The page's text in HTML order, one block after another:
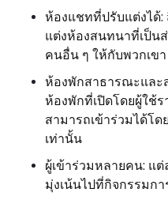
ห้องแชทที่ปรับแต่งได้
แต่งห้องสนทนาที่เป็น
คนอื่น ๆ ให้กับพวกเขา
ห้องพักสาธารณะและ
ห้องพักที่เปิดโดยผู้ใช้
สามารถเข้าร่วมได้โ
เท่านั้น
ผู้เข้าร่วมหลายคน: แ
มุ่งเน้นไปที่กิจกรรมก